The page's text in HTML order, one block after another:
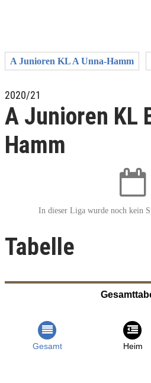
A Junioren KL A Unna-Hamm
2020/21
A Junioren KL
Hamm
In dieser Liga wurde noch kein
Tabelle
Gesamt Heim